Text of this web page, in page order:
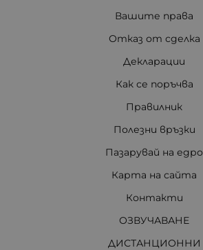
Вашите права
Отказ от сделка
Декларации
Как се поръчва
Правилник
Полезни връзки
Пазарувай на едро
Карта на сайта
Контакти
ОЗВУЧАВАНЕ
ДИСТАНЦИОННИ